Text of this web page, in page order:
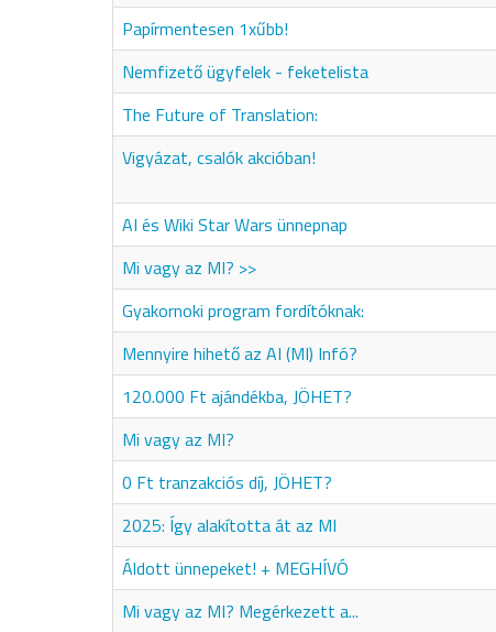
Papírmentesen 1xűbb!
Nemfizető ügyfelek - feketelista
The Future of Translation:
Vigyázat, csalók akcióban!
AI és Wiki Star Wars ünnepnap
Mi vagy az MI? >>
Gyakornoki program fordítóknak:
Mennyire hihető az AI (MI) Infó?
120.000 Ft ajándékba, JÖHET?
Mi vagy az MI?
0 Ft tranzakciós díj, JÖHET?
2025: Így alakította át az MI
Áldott ünnepeket! + MEGHÍVÓ
Mi vagy az MI? Megérkezett a...